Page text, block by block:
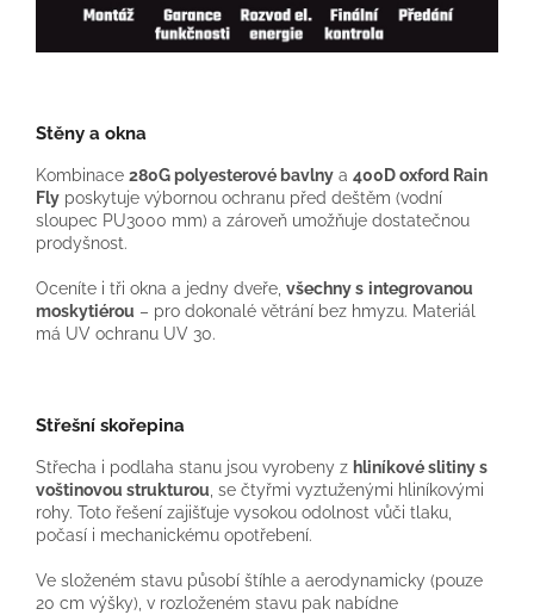
Stěny a okna
Kombinace 280G polyesterové bavlny a 400D oxford Rain
Fly poskytuje výbornou ochranu před deštěm (vodní
sloupec PU3000 mm) a zároveň umožňuje dostatečnou
prodyšnost.
Oceníte i tři okna a jedny dveře, všechny s integrovanou
moskytiérou – pro dokonalé větrání bez hmyzu. Materiál
má UV ochranu UV 30.
Střešní skořepina
Střecha i podlaha stanu jsou vyrobeny z hliníkové slitiny s
voštinovou strukturou , se čtyřmi vyztuženými hliníkovými
rohy. Toto řešení zajišťuje vysokou odolnost vůči tlaku,
počasí i mechanickému opotřebení.
Ve složeném stavu působí štíhle a aerodynamicky (pouze
20 cm výšky), v rozloženém stavu pak nabídne